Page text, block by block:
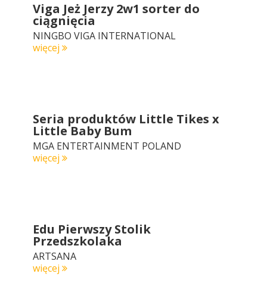
Viga Jeż Jerzy 2w1 sorter do
ciągnięcia
NINGBO VIGA INTERNATIONAL
więcej
Seria produktów Little Tikes x
Little Baby Bum
MGA ENTERTAINMENT POLAND
więcej
Edu Pierwszy Stolik
Przedszkolaka
ARTSANA
więcej